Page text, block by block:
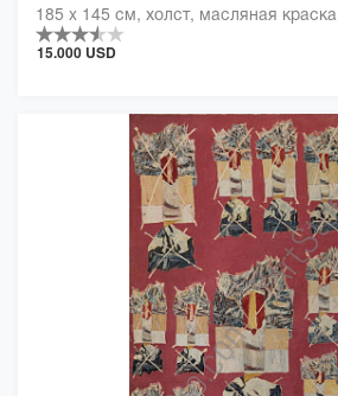
185 x 145 см, холст, масляная краска
15.000 USD